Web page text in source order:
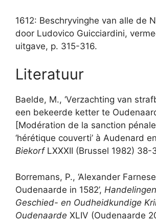
1612: Beschryvinghe van alle de
door Ludovico Guicciardini,
uitgave, p. 315-316.
Literatuur
Baelde, M., ‘Verzachting van
een bekeerde ketter te
[Modération de la sanction
‘hérétique couverti’ à Audenard
Biekorf LXXXII (Brussel 1982) 38-
Borremans, P., ‘Alexander
Oudenaarde in 1582’,
Geschied- en Oudheidkundige
Oudenaarde XLIV (Oudenaarde